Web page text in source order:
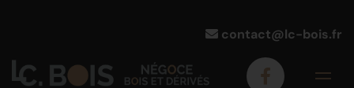
contact@lc-bois.fr